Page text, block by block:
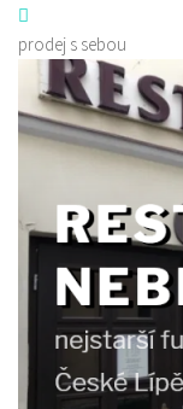
prodej s sebou